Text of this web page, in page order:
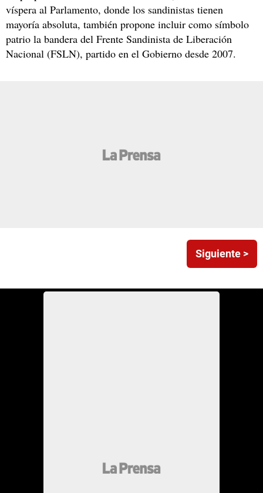
víspera al Parlamento, donde los sandinistas tienen
mayoría absoluta, también propone incluir como símbolo
patrio la bandera del Frente Sandinista de Liberación
Nacional (FSLN), partido en el Gobierno desde 2007.
Siguiente >